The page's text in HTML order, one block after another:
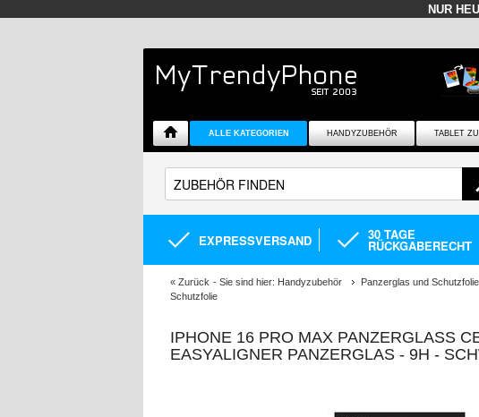
NUR
ALLE KATEGORIEN HANDYZUBEHÖR TABLET
EXPRESSVERSAND 30 TAGE
RÜCKGABERECHT
« Zurück - Sie sind hier: Handyzubehör Panzerglas und Schutzfolie
Schutzfolie
IPHONE 16 PRO MAX PANZERGLASS
EASYALIGNER PANZERGLAS - 9H -